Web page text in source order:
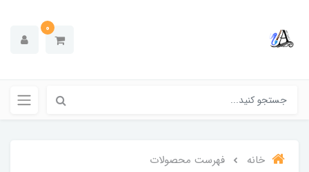
0
خانه
فهرست محصولات